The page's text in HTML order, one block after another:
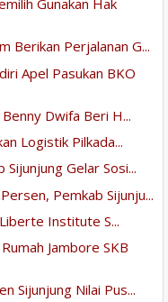
Gunakan Hak
Berikan Perjalanan G...
Apel Pasukan BKO
Dwifa Beri H...
Logistik Pilkada...
Gelar Sosi...
Pemkab Sijunju...
Institute S...
Jambore SKB
Sijunjung Nilai Pus...